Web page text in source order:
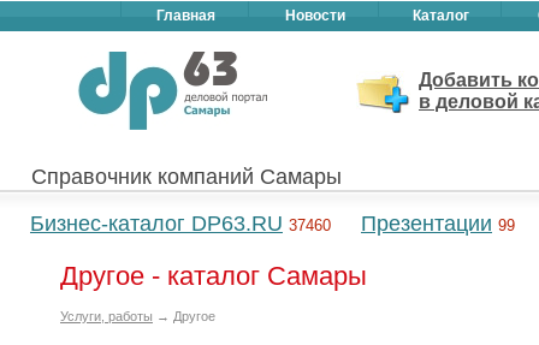
Главная Новости Каталог
Добавить
в деловой
Справочник компаний Самары
Бизнес-каталог DP63.RU 37460 Презентации 99
Другое - каталог Самары
Услуги, работы → Другое